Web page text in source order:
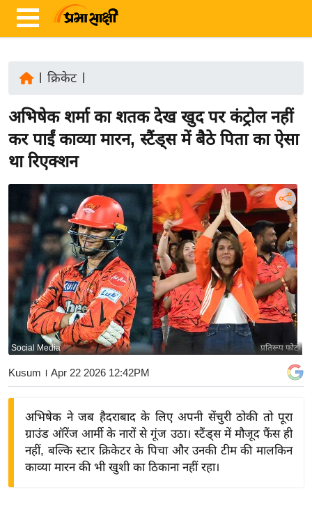
ज़ा
ख
ब
र
ष्ट्री
य
अं
त
ष्ट्री
य
बि
ज़
ने
द्यो
क्रिकेट|
अभिषेक शर्मा का शतक देख खुद पर कंट्रोल नहीं
कर पाईं काव्या मारन, स्टैंड्स में बैठे पिता का ऐसा
था रिएक्शन
प्रतिरूप फोटो
Social Media
Kusum । Apr 22 2026 12:42PM
अभिषेक ने जब हैदराबाद के लिए अपनी सेंचुरी ठोकी तो पूरा
ग्राउंड ऑरेंज आर्मी के नारों से गूंज उठा। स्टैंड्स में मौजूद फैंस ही
नहीं, बल्कि स्टार क्रिकेटर के पिचा और उनकी टीम की मालकिन
काव्या मारन की भी खुशी का ठिकाना नहीं रहा।